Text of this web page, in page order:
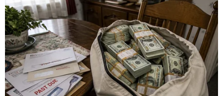
Gilberto Santa Rosa